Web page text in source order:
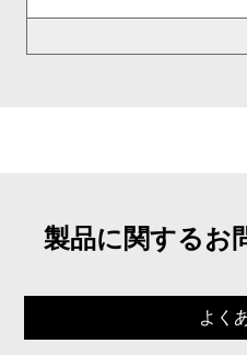
製品に関するお
よく